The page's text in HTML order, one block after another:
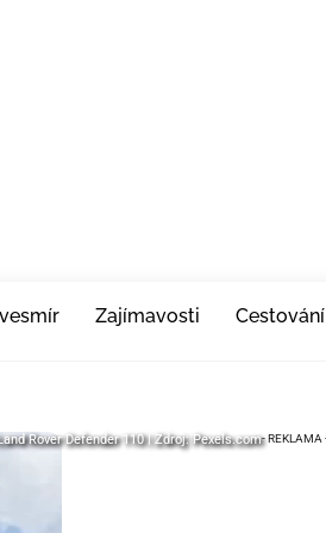
Zajímavosti Cestování
Rover Defender 110 | Zdroj: Pexels.com
Rover Defender 110 | Zdroj: Pexels.com